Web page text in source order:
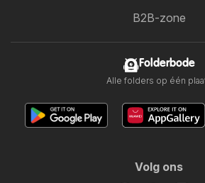
B2B-zone
Folderbode
Alle folders op één
Volg ons